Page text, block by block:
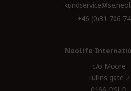
+46 (0)31 706
NeoLife
c/o Moore
Tullins gate 2